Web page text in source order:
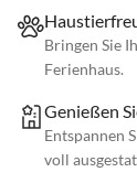
Bringen Sie
Ferienhaus.
Genießen
Entspannen
voll